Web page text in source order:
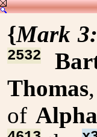
{Mark
2532
Thomas,
of